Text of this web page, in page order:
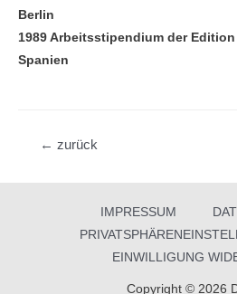
Berlin
1989 Arbeitsstipendium der
Spanien
Beitragsnavigation
← zurück
IMPRESSUM
EINWILLIGUNG
Copyright © 2026